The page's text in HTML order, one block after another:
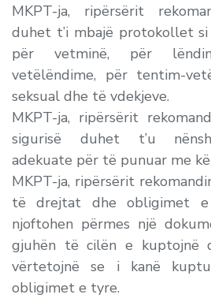
MKPT-ja, ripërsërit
duhet t’i mbajë protokollet
për vetminë, për
vetëlëndime, për tentim-
seksual dhe të vdekjeve.
MKPT-ja, ripërsërit
sigurisë duhet t’u
adekuate për të punuar me
MKPT-ja, ripërsërit
të drejtat dhe obligimet
njoftohen përmes një
gjuhën të cilën e kuptojnë
vërtetojnë se i kanë
obligimet e tyre.